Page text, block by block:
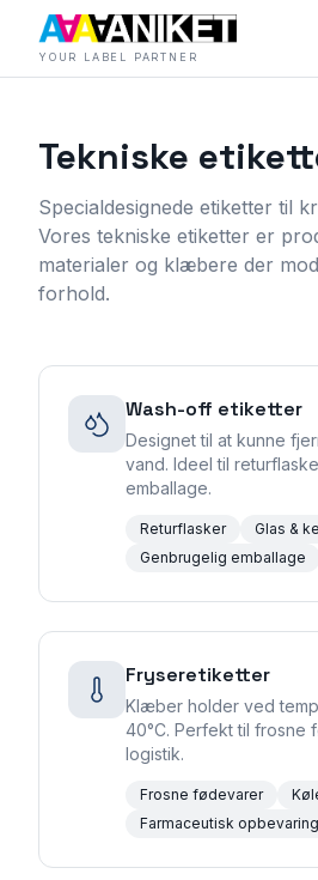
YOUR LABEL PARTNER
Tekniske
Specialdesignede etiketter til
Vores tekniske etiketter er
materialer og klæbere der
forhold.
Wash-off etiketter
Designet til at kunne
vand. Ideel til
emballage.
Returflasker
Glas &
Genbrugelig emballage
Fryseretiketter
Klæber holder ved
40°C. Perfekt til frosne
logistik.
Frosne fødevarer
Farmaceutisk opbevaring